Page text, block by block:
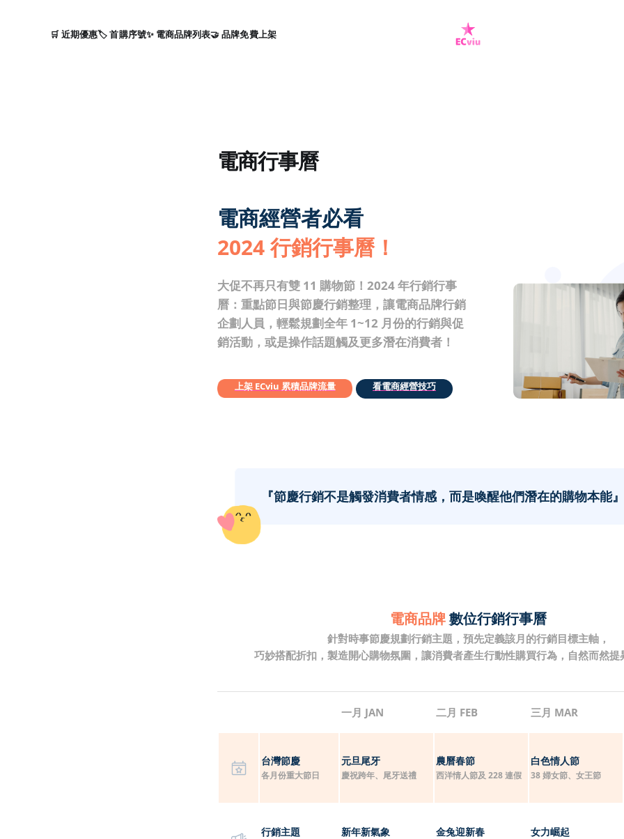
🛒 近期優惠🏷️ 首購序號✨ 電商品牌列表🤝 品牌免費上架
電商行事曆
電商經營者必看
2024 行銷行事曆！
大促不再只有雙 11 購物節！2024 年行銷行事
曆：重點節日與節慶行銷整理，讓電商品牌行銷
企劃人員，輕鬆規劃全年 1~12 月份的行銷與促
銷活動，或是操作話題觸及更多潛在消費者！
上架 ECviu 累積品牌流量 看電商經營技巧
『節慶行銷不是觸發消費者情感，而是喚醒他們潛在的購物本能』
電商品牌 數位行銷行事曆
針對時事節慶規劃行銷主題，預先定義該月的行銷目標主軸，
巧妙搭配折扣，製造開心購物氛圍，讓消費者產生行動性購買行為，自然而然提
一月 JAN 二月 FEB 三月 MAR
台灣節慶
各月份重大節日
元旦尾牙
慶祝跨年、尾牙送禮
農曆春節
西洋情人節及 228 連假
白色情人節
38 婦女節、女王節
行銷主題 新年新氣象 金兔迎新春 女力崛起